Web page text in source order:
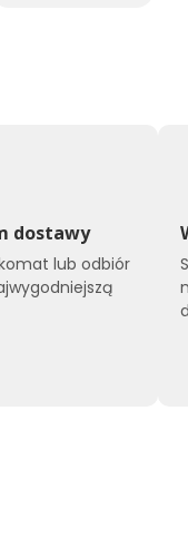
dostawy
lub odbiór